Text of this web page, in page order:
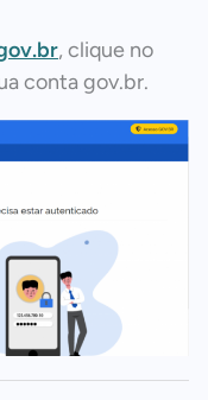
, clique no
conta gov.br.